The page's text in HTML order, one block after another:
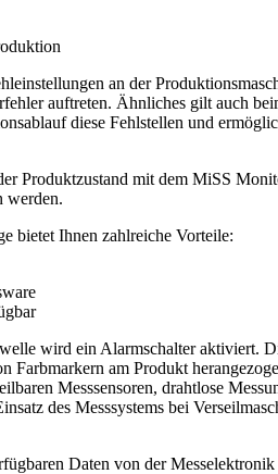
an der
auftreten. Ähnliches gilt auch
diese Fehlstellen und
Produktzustand mit dem MiSS
werden.
bietet Ihnen zahlreiche Vorteile:
wird ein Alarmschalter aktiviert.
Farbmarkern am Produkt
Messsensoren, drahtlose
des Messsystems bei
Daten von der Messelektronik